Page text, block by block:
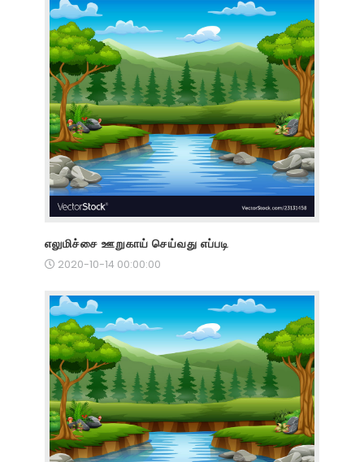
எலுமிச்சை ஊறுகாய் செய்வது எப்படி
2020-10-14 00:00:00